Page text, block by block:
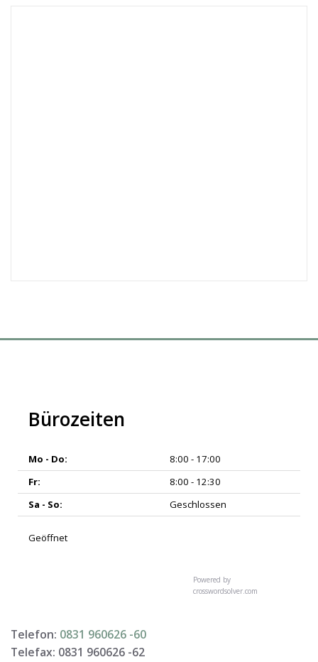
Bürozeiten
Mo - Do:
8:00 - 17:00
Fr:
8:00 - 12:30
Sa - So:
Geschlossen
Geöffnet
Powered by
crosswordsolver.com
Telefon: 0831 960626 -60
Telefax: 0831 960626 -62